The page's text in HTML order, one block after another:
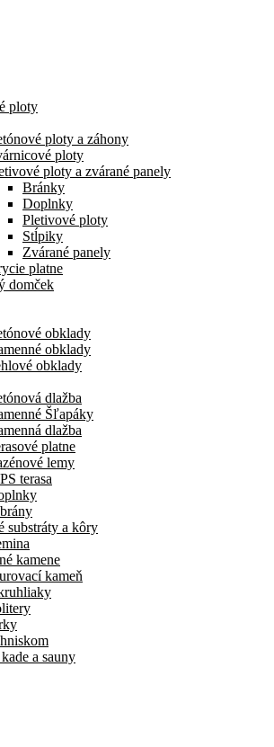
ploty
ploty a záhony
ploty
ploty a zvárané panely
Bránky
Doplnky
Pletivové ploty
Stĺpiky
Zvárané panely
platne
domček
obklady
obklady
obklady
dlažba
Šľapáky
dlažba
platne
lemy
terasa
substráty a kôry
kamene
kameň
a sauny